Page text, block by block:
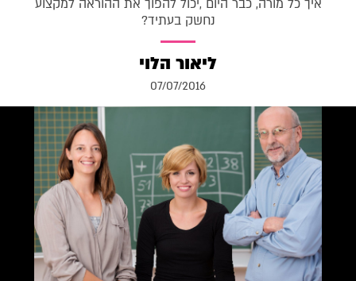
איך כל מורה, כבר היום ,יכול להפוך את ההוראה למקצוע
נחשק בעתיד?
ליאור הלוי
07/07/2016